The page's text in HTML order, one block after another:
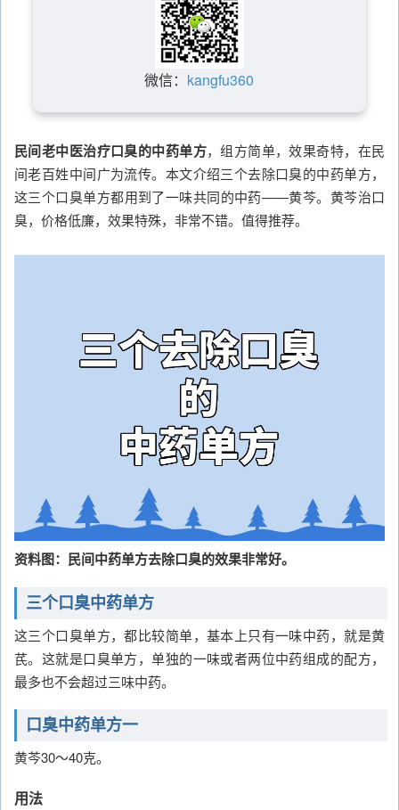
微信： kangfu360
民间老中医治疗口臭的中药单方，组方简单，效果奇特，在民
间老百姓中间广为流传。本文介绍三个去除口臭的中药单方，
这三个口臭单方都用到了一味共同的中药——黄芩。黄芩治口
臭，价格低廉，效果特殊，非常不错。值得推荐。
资料图：民间中药单方去除口臭的效果非常好。
三个口臭中药单方
这三个口臭单方，都比较简单，基本上只有一味中药，就是黄
芪。这就是口臭单方，单独的一味或者两位中药组成的配方，
最多也不会超过三味中药。
口臭中药单方一
黄芩30～40克。
用法